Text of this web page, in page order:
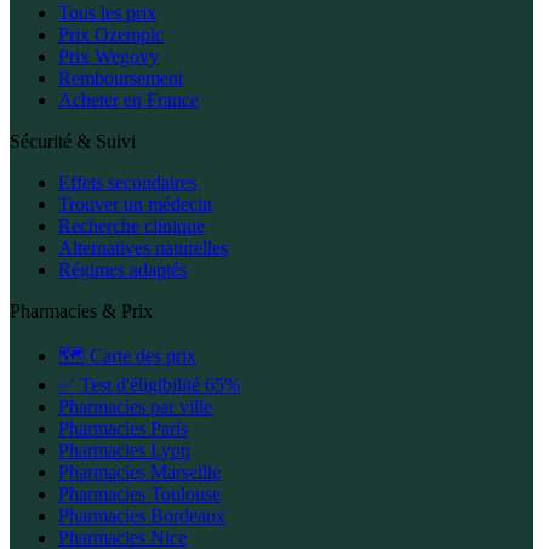
Tous les prix
Prix Ozempic
Prix Wegovy
Remboursement
Acheter en France
Sécurité & Suivi
Effets secondaires
Trouver un médecin
Recherche clinique
Alternatives naturelles
Régimes adaptés
Pharmacies & Prix
🗺️ Carte des prix
✅ Test d'éligibilité 65%
Pharmacies par ville
Pharmacies Paris
Pharmacies Lyon
Pharmacies Marseille
Pharmacies Toulouse
Pharmacies Bordeaux
Pharmacies Nice